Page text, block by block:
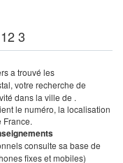
3
a trouvé les
votre recherche de
dans la ville de .
le numéro, la localisation
France.
consulte sa base de
fixes et mobiles)